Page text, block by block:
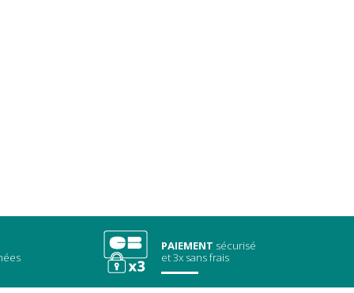
PAIEMENT sécurisé
et 3x sans frais